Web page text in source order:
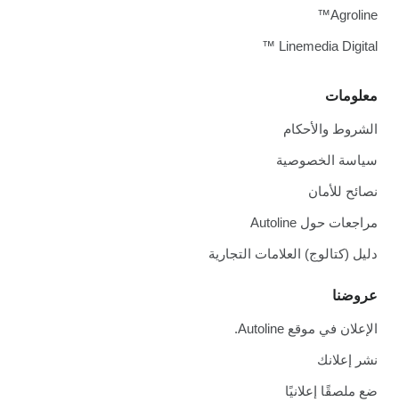
معلومات
الشروط والأحكام
سياسة الخصوصية
نصائح للأمان
مراجعات حول Autoline
دليل (كتالوج) العلامات التجارية
عروضنا
الإعلان في موقع Autoline.
نشر إعلانك
ضع ملصقًا إعلانيًا
Agroline™
Linemedia Digital ™